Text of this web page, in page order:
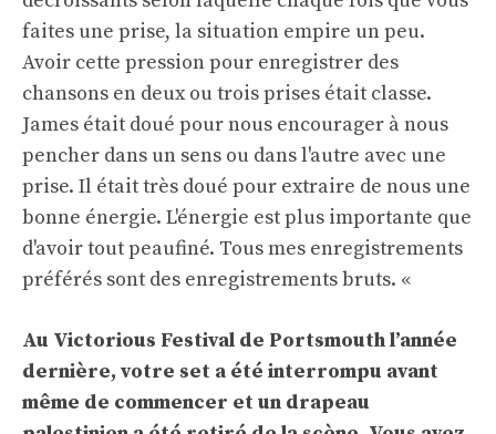
faites une prise, la situation empire un peu.
Avoir cette pression pour enregistrer des
chansons en deux ou trois prises était classe.
James était doué pour nous encourager à nous
pencher dans un sens ou dans l'autre avec une
prise. Il était très doué pour extraire de nous une
bonne énergie. L'énergie est plus importante que
d'avoir tout peaufiné. Tous mes enregistrements
préférés sont des enregistrements bruts. «
Au Victorious Festival de Portsmouth l’année
dernière, votre set a été interrompu avant
même de commencer et un drapeau